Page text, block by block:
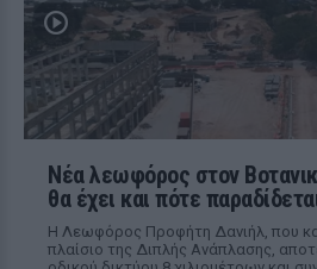
Νέα λεωφόρος στον
θα έχει και πότε
Η Λεωφόρος Προφήτη Δανιήλ, που
πλαίσιο της Διπλής Ανάπλασης,